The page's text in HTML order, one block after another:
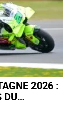
2026 :
DU